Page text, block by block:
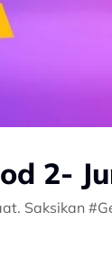
2-
Saksikan